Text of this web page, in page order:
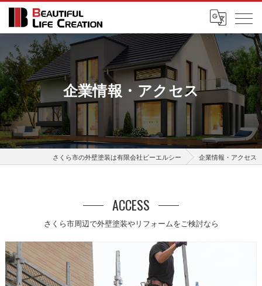
企業情報・アクセス
さくら市の外壁塗装は有限会社ビーエルシー 企業情報・アクセス
さくら市周辺で外壁塗装やリフォームをご検討なら
ACCESS